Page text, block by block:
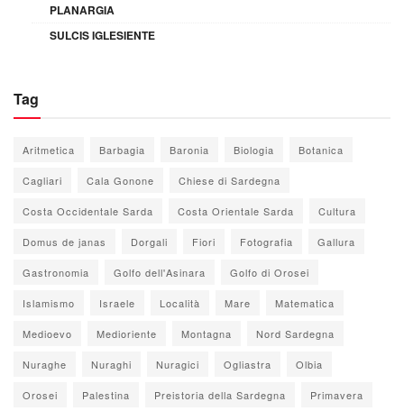
PLANARGIA
SULCIS IGLESIENTE
Tag
Aritmetica Barbagia Baronia Biologia Botanica
Cagliari Cala Gonone Chiese di Sardegna
Costa Occidentale Sarda Costa Orientale Sarda Cultura
Domus de janas Dorgali Fiori Fotografia Gallura
Gastronomia Golfo dell'Asinara Golfo di Orosei
Islamismo Israele Località Mare Matematica
Medioevo Medioriente Montagna Nord Sardegna
Nuraghe Nuraghi Nuragici Ogliastra Olbia
Orosei Palestina Preistoria della Sardegna Primavera